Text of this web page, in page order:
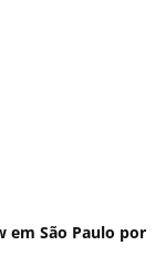
em São Paulo por